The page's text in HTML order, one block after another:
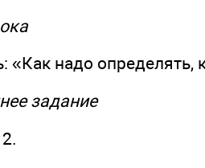
«Как надо определять,
задание